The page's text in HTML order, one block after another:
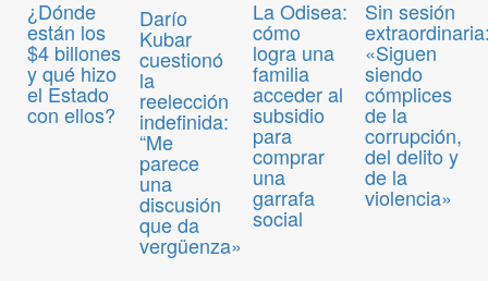
¿Dónde
están los
$4 billones
y qué hizo
el Estado
con ellos?
Darío
Kubar
cuestionó
la
reelección
indefinida:
“Me
parece
una
discusión
que da
vergüenza»
La Odisea:
cómo
logra una
familia
acceder al
subsidio
para
comprar
una
garrafa
social
Sin sesión
«Siguen
siendo
cómplices
de la
corrupción,
del delito y
de la
violencia»